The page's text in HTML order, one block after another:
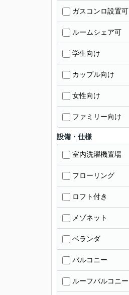
ガスコンロ設置可
ルームシェア可
学生向け
カップル向け
女性向け
ファミリー向け
設備・仕様
室内洗濯機置場
フローリング
ロフト付き
メゾネット
ベランダ
バルコニー
ルーフバルコニー